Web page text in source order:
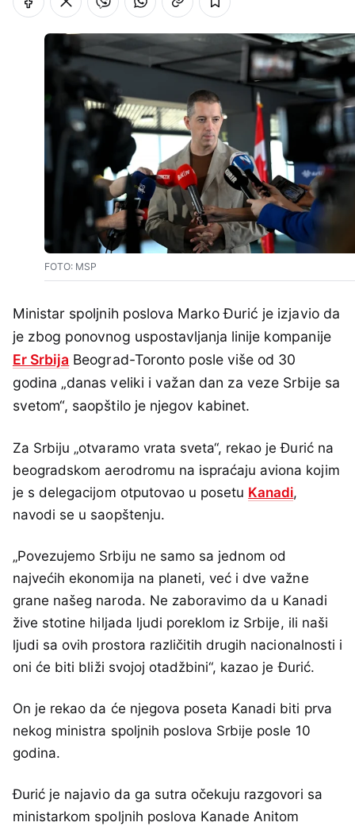
FOTO: MSP
Ministar spoljnih poslova Marko Đurić je izjavio da
je zbog ponovnog uspostavljanja linije kompanije
Er Srbija Beograd-Toronto posle više od 30
godina „danas veliki i važan dan za veze Srbije sa
svetom“, saopštilo je njegov kabinet.
Za Srbiju „otvaramo vrata sveta“, rekao je Đurić na
beogradskom aerodromu na ispraćaju aviona kojim
je s delegacijom otputovao u posetu Kanadi,
navodi se u saopštenju.
„Povezujemo Srbiju ne samo sa jednom od
najvećih ekonomija na planeti, već i dve važne
grane našeg naroda. Ne zaboravimo da u Kanadi
žive stotine hiljada ljudi poreklom iz Srbije, ili naši
ljudi sa ovih prostora različitih drugih nacionalnosti i
oni će biti bliži svojoj otadžbini“, kazao je Đurić.
On je rekao da će njegova poseta Kanadi biti prva
nekog ministra spoljnih poslova Srbije posle 10
godina.
Đurić je najavio da ga sutra očekuju razgovori sa
ministarkom spoljnih poslova Kanade Anitom